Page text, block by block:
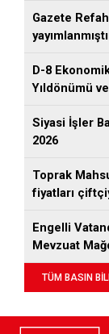
Gazete
D-8
Yıldönümü
Siyasi İşler
2026
Toprak
fiyatları
Engelli
Mevzuat
TÜM BASIN